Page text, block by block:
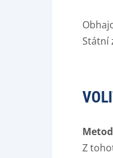
Státní
Z